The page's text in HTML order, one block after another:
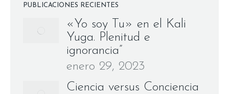
PUBLICACIONES RECIENTES
«Yo soy Tu» en el Kali
Yuga. Plenitud e
ignorancia”
enero 29, 2023
Ciencia versus Conciencia